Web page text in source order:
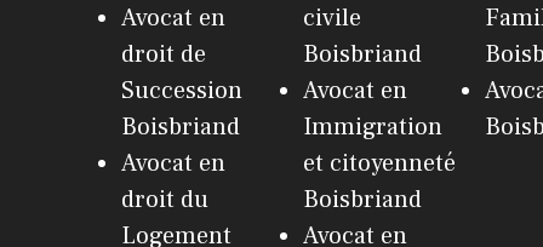
Avocat en
droit de
Succession
Boisbriand
Avocat en
droit du
Logement
civile
Boisbriand
Avocat en
Immigration
et citoyenneté
Boisbriand
Avocat en